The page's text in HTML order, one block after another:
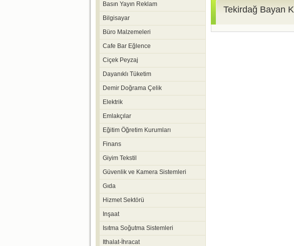
Basın Yayın Reklam
Bilgisayar
Büro Malzemeleri
Cafe Bar Eğlence
Ciçek Peyzaj
Dayanıklı Tüketim
Demir Doğrama Çelik
Elektrik
Emlakçılar
Eğitim Öğretim Kurumları
Finans
Giyim Tekstil
Güvenlik ve Kamera Sistemleri
Gıda
Hizmet Sektörü
Inşaat
Isıtma Soğutma Sistemleri
Ithalat-İhracat
Tekirdağ Bayan